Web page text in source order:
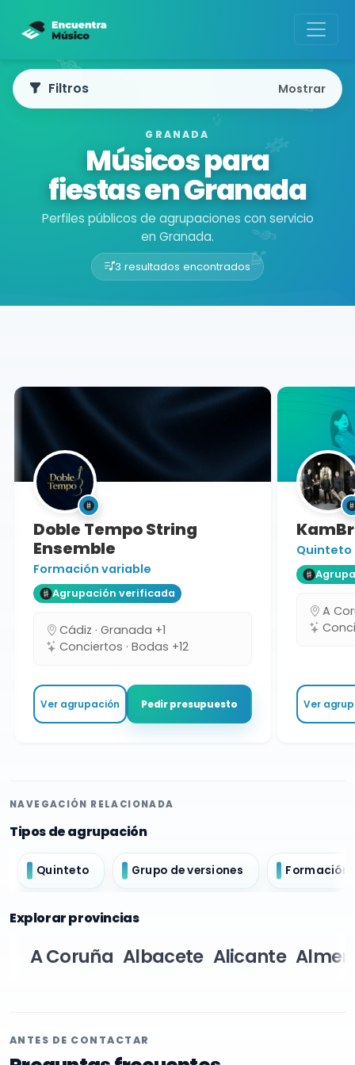
GRANADA
Músicos para
fiestas en Granada
Perfiles públicos de agrupaciones con servicio
en Granada.
3 resultados encontrados
Buscador de músicos
Filtros Mostrar
Doble Tempo String
Ensemble
Formación variable
Agrupación verificada
Cádiz · Granada +1
Conciertos · Bodas +12
Ver agrupación Pedir presupuesto
Quinteto
A
Ver
NAVEGACIÓN RELACIONADA
Tipos de agrupación
Quinteto Grupo de versiones Formación
Explorar provincias
A Coruña Albacete Alicante
ANTES DE CONTACTAR